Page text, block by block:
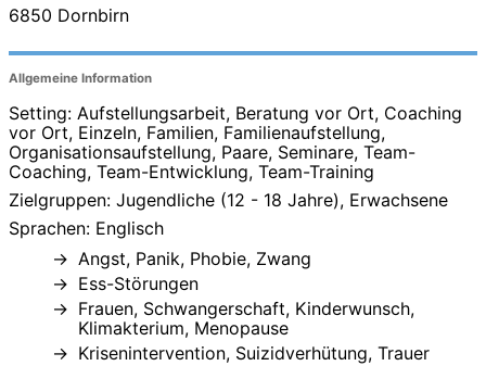
6850 Dornbirn
Allgemeine Information
Setting: Aufstellungsarbeit, Beratung vor Ort, Coaching
vor Ort, Einzeln, Familien, Familienaufstellung,
Organisationsaufstellung, Paare, Seminare, Team-
Coaching, Team-Entwicklung, Team-Training
Zielgruppen: Jugendliche (12 - 18 Jahre), Erwachsene
Sprachen: Englisch
Angst, Panik, Phobie, Zwang
Ess-Störungen
Frauen, Schwangerschaft, Kinderwunsch,
Klimakterium, Menopause
Krisenintervention, Suizidverhütung, Trauer